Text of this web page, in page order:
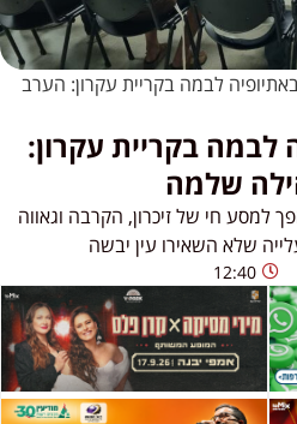
לבמה בקריית עקרון: הערב
לבמה בקריית עקרון:
שלמה
למסע חי של זיכרון, הקרבה וגאווה
שלא השאירו עין יבשה
12:40